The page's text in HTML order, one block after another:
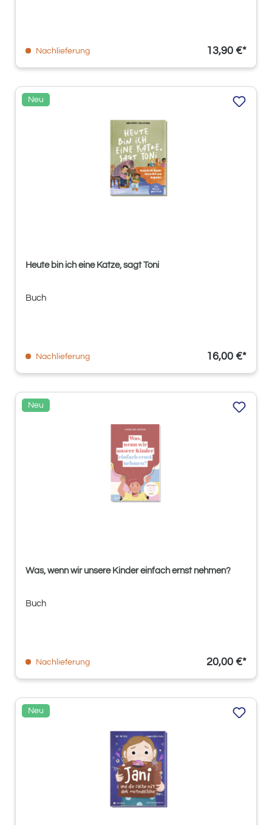
Nachlieferung 13,90 €*
Neu
Heute bin ich eine Katze, sagt Toni
Buch
Nachlieferung 16,00 €*
Neu
Was, wenn wir unsere Kinder einfach ernst nehmen?
Buch
Nachlieferung 20,00 €*
Neu